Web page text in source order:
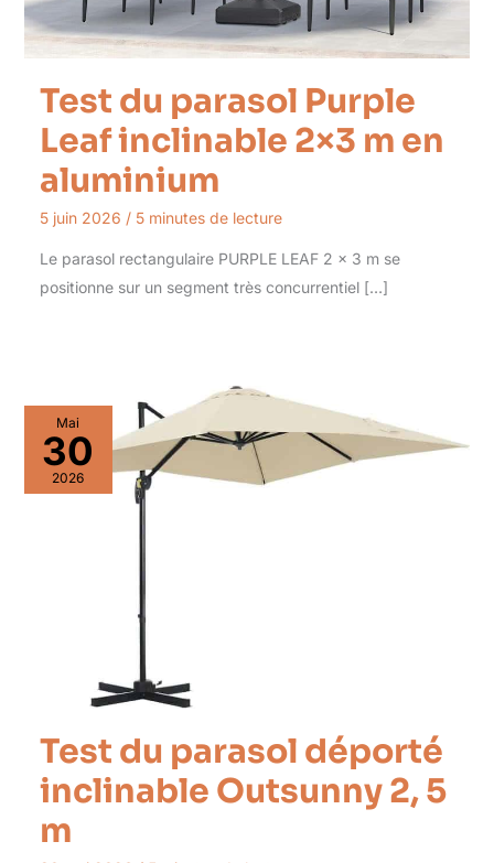
Test du parasol Purple
Leaf inclinable 2×3 m en
aluminium
5 juin 2026 / 5 minutes de lecture
Le parasol rectangulaire PURPLE LEAF 2 x 3 m se
positionne sur un segment très concurrentiel […]
Mai
30
2026
Test du parasol déporté
inclinable Outsunny 2, 5
m